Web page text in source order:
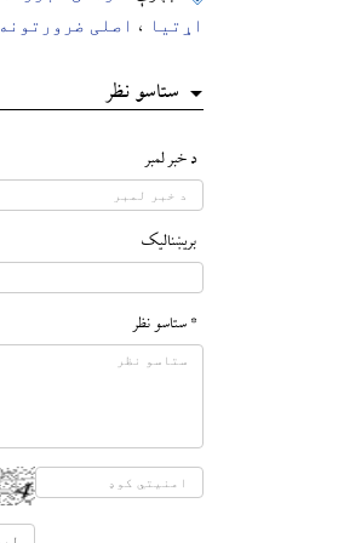
اړتیا ، اصلی ضرورتونه
ستاسو نظر
د خبر لمبر
بريښناليک
* ستاسو نظر